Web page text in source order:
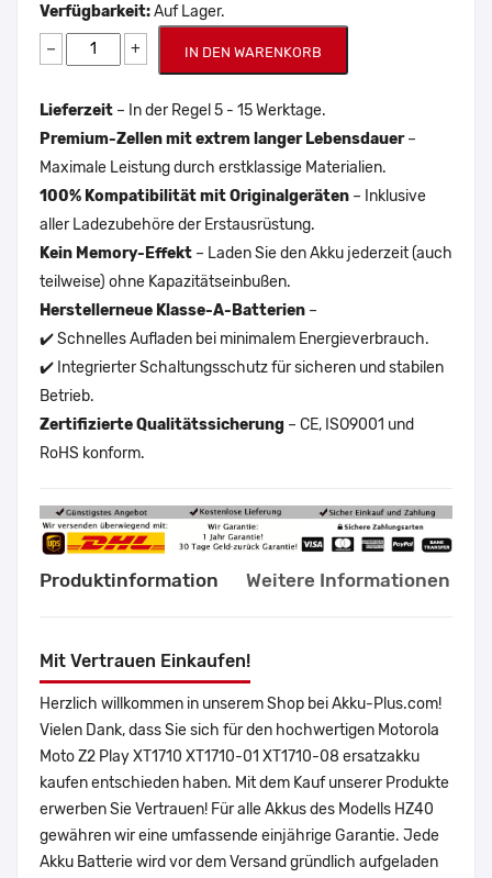
Verfügbarkeit:Auf Lager.
− + IN DEN WARENKORB
Lieferzeit – In der Regel 5 - 15 Werktage.
Premium-Zellen mit extrem langer Lebensdauer–
Maximale Leistung durch erstklassige Materialien.
100% Kompatibilität mit Originalgeräten – Inklusive
aller Ladezubehöre der Erstausrüstung.
Kein Memory-Effekt – Laden Sie den Akku jederzeit (auch
teilweise) ohne Kapazitätseinbußen.
Herstellerneue Klasse-A-Batterien –
✔️ Schnelles Aufladen bei minimalem Energieverbrauch.
✔️ Integrierter Schaltungsschutz für sicheren und stabilen
Betrieb.
Zertifizierte Qualitätssicherung – CE, ISO9001 und
RoHS konform.
Produktinformation Weitere Informationen
Mit Vertrauen Einkaufen!
Herzlich willkommen in unserem Shop bei Akku-Plus.com!
Vielen Dank, dass Sie sich für den hochwertigen Motorola
Moto Z2 Play XT1710 XT1710-01 XT1710-08 ersatzakku
kaufen entschieden haben. Mit dem Kauf unserer Produkte
erwerben Sie Vertrauen! Für alle Akkus des Modells HZ40
gewähren wir eine umfassende einjährige Garantie. Jede
Akku Batterie wird vor dem Versand gründlich aufgeladen